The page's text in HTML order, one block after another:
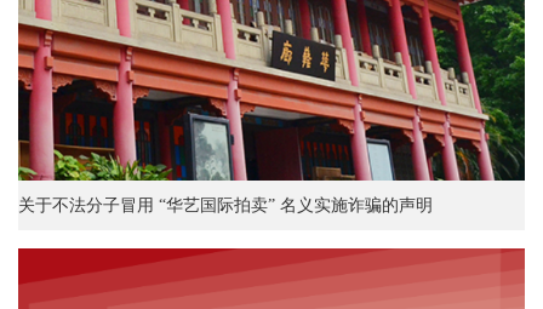
关于不法分子冒用 “华艺国际拍卖” 名义实施诈骗的声明